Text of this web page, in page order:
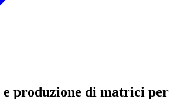
e produzione di matrici per